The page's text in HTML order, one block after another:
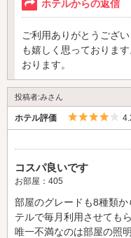
ホテルからの返信
ご利用ありがとうござ
も嬉しく思っておりま
おります。
投稿者:みさん
ホテル評価 5
コスパ良いです
お部屋：405
部屋のグレードも8種類
テルで毎月利用させても
唯一不満なのは部屋の照